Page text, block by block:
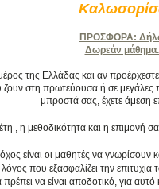
ΠΡΟΣΦΟΡΑ:
Δωρεάν μάθημα.
της Ελλάδας και αν προέρχεστε
στη πρωτεύουσα ή σε μεγάλες
μπροστά σας, έχετε άμεση
, η μεθοδικότητα και η
είναι οι μαθητές να γνωρίσουν
που εξασφαλίζει την επιτυχία
να είναι αποδοτικό, για